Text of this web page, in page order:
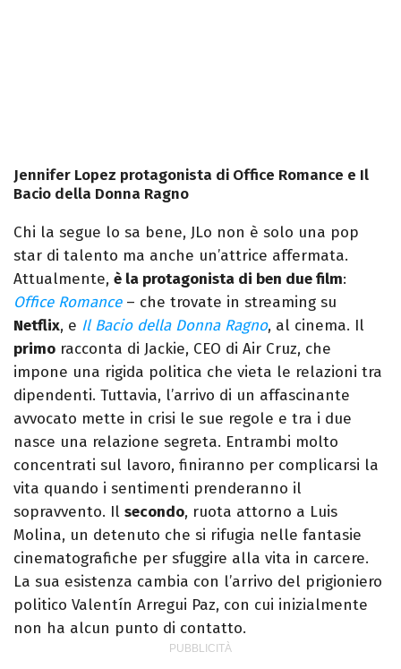
Jennifer Lopez protagonista di Office Romance e Il
Bacio della Donna Ragno
Chi la segue lo sa bene, JLo non è solo una pop
star di talento ma anche un’attrice affermata.
Attualmente, è la protagonista di ben due film:
Office Romance– che trovate in streaming su
Netflix, e Il Bacio della Donna Ragno, al cinema. Il
primo racconta di Jackie, CEO di Air Cruz, che
impone una rigida politica che vieta le relazioni tra
dipendenti. Tuttavia, l’arrivo di un affascinante
avvocato mette in crisi le sue regole e tra i due
nasce una relazione segreta. Entrambi molto
concentrati sul lavoro, finiranno per complicarsi la
vita quando i sentimenti prenderanno il
sopravvento. Il secondo, ruota attorno a Luis
Molina, un detenuto che si rifugia nelle fantasie
cinematografiche per sfuggire alla vita in carcere.
La sua esistenza cambia con l’arrivo del prigioniero
politico Valentín Arregui Paz, con cui inizialmente
non ha alcun punto di contatto.